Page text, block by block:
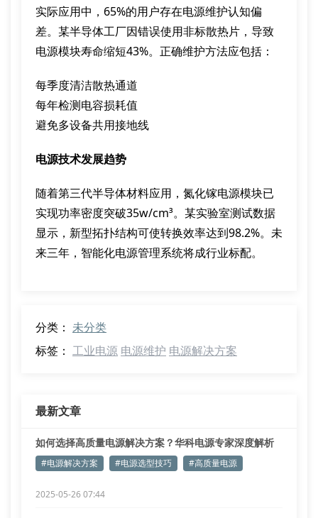
实际应用中，65%的用户存在电源维护认知偏
差。某半导体工厂因错误使用非标散热片，导致
电源模块寿命缩短43%。正确维护方法应包括：
每季度清洁散热通道
每年检测电容损耗值
避免多设备共用接地线
电源技术发展趋势
随着第三代半导体材料应用，氮化镓电源模块已
实现功率密度突破35w/cm³。某实验室测试数据
显示，新型拓扑结构可使转换效率达到98.2%。未
来三年，智能化电源管理系统将成行业标配。
分类： 未分类
标签： 工业电源 电源维护 电源解决方案
最新文章
如何选择高质量电源解决方案？华科电源专家深度解析
#电源解决方案 #电源选型技巧 #高质量电源
2025-05-26 07:44